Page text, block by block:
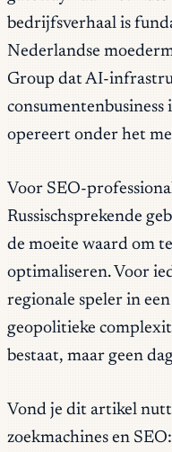
bedrijfsverhaal is
Nederlandse
Group dat AI-
opereert onder het
Voor SEO-
Russischsprekende
de moeite waard om
optimaliseren. Voor
regionale speler in
geopolitieke
bestaat, maar geen
Vond je dit artikel
zoekmachines en SEO: